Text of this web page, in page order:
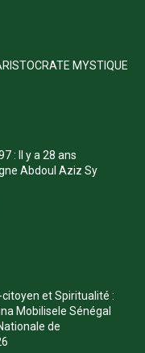
MYSTIQUE
: Il y a 28 ans
Abdoul Aziz Sy
et Spiritualité :
Mobilisele Sénégal
de